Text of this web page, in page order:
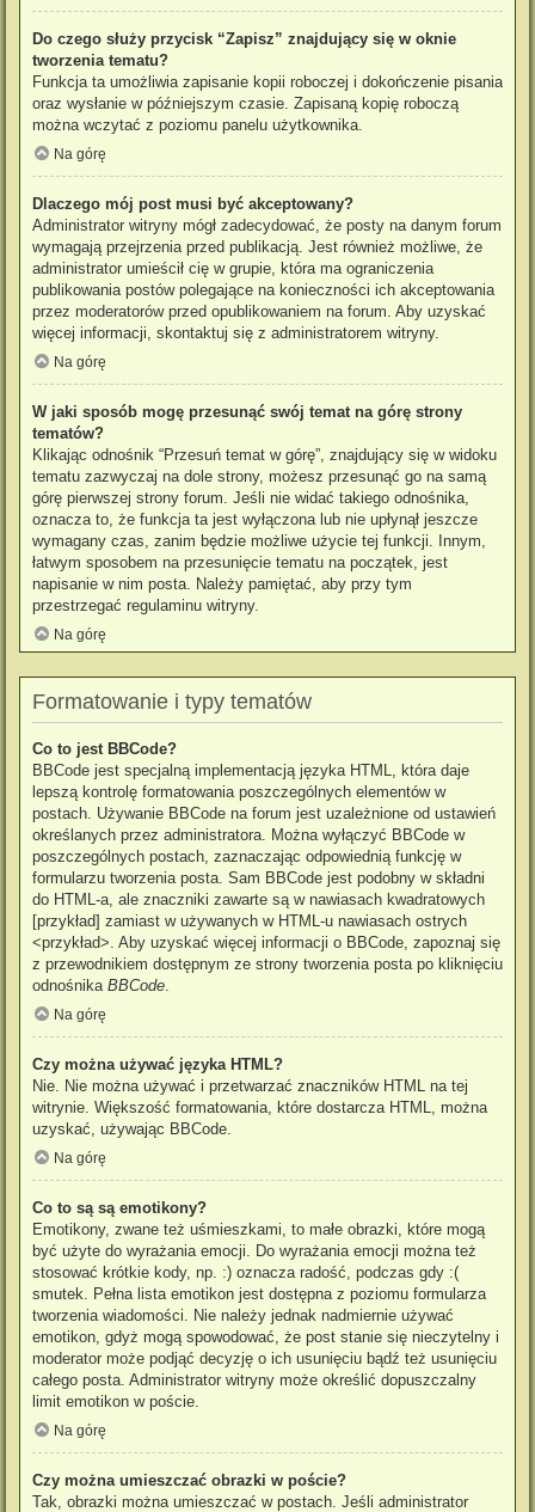
Do czego służy przycisk “Zapisz” znajdujący się w oknie
tworzenia tematu?
Funkcja ta umożliwia zapisanie kopii roboczej i dokończenie pisania
oraz wysłanie w późniejszym czasie. Zapisaną kopię roboczą
można wczytać z poziomu panelu użytkownika.
Na górę
Dlaczego mój post musi być akceptowany?
Administrator witryny mógł zadecydować, że posty na danym forum
wymagają przejrzenia przed publikacją. Jest również możliwe, że
administrator umieścił cię w grupie, która ma ograniczenia
publikowania postów polegające na konieczności ich akceptowania
przez moderatorów przed opublikowaniem na forum. Aby uzyskać
więcej informacji, skontaktuj się z administratorem witryny.
Na górę
W jaki sposób mogę przesunąć swój temat na górę strony
tematów?
Klikając odnośnik “Przesuń temat w górę”, znajdujący się w widoku
tematu zazwyczaj na dole strony, możesz przesunąć go na samą
górę pierwszej strony forum. Jeśli nie widać takiego odnośnika,
oznacza to, że funkcja ta jest wyłączona lub nie upłynął jeszcze
wymagany czas, zanim będzie możliwe użycie tej funkcji. Innym,
łatwym sposobem na przesunięcie tematu na początek, jest
napisanie w nim posta. Należy pamiętać, aby przy tym
przestrzegać regulaminu witryny.
Na górę
Formatowanie i typy tematów
Co to jest BBCode?
BBCode jest specjalną implementacją języka HTML, która daje
lepszą kontrolę formatowania poszczególnych elementów w
postach. Używanie BBCode na forum jest uzależnione od ustawień
określanych przez administratora. Można wyłączyć BBCode w
poszczególnych postach, zaznaczając odpowiednią funkcję w
formularzu tworzenia posta. Sam BBCode jest podobny w składni
do HTML-a, ale znaczniki zawarte są w nawiasach kwadratowych
[przykład] zamiast w używanych w HTML-u nawiasach ostrych
<przykład>. Aby uzyskać więcej informacji o BBCode, zapoznaj się
z przewodnikiem dostępnym ze strony tworzenia posta po kliknięciu
odnośnika BBCode.
Na górę
Czy można używać języka HTML?
Nie. Nie można używać i przetwarzać znaczników HTML na tej
witrynie. Większość formatowania, które dostarcza HTML, można
uzyskać, używając BBCode.
Na górę
Co to są są emotikony?
Emotikony, zwane też uśmieszkami, to małe obrazki, które mogą
być użyte do wyrażania emocji. Do wyrażania emocji można też
stosować krótkie kody, np. :) oznacza radość, podczas gdy :(
smutek. Pełna lista emotikon jest dostępna z poziomu formularza
tworzenia wiadomości. Nie należy jednak nadmiernie używać
emotikon, gdyż mogą spowodować, że post stanie się nieczytelny i
moderator może podjąć decyzję o ich usunięciu bądź też usunięciu
całego posta. Administrator witryny może określić dopuszczalny
limit emotikon w poście.
Na górę
Czy można umieszczać obrazki w poście?
Tak, obrazki można umieszczać w postach. Jeśli administrator